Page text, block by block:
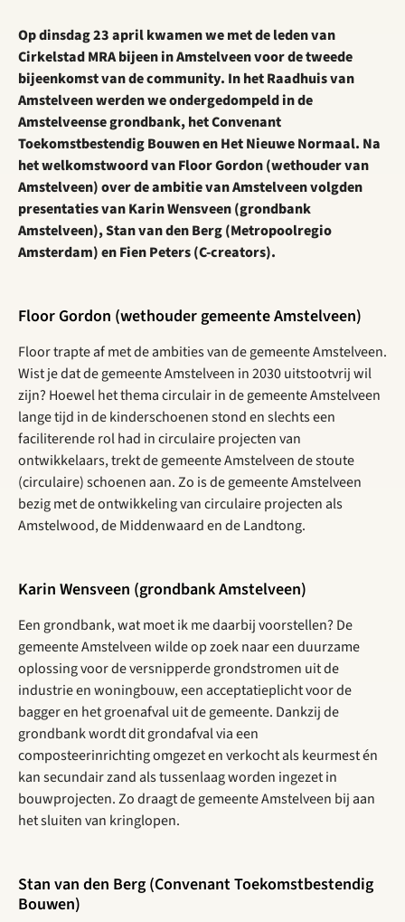
Op dinsdag 23 april kwamen we met de leden van
Cirkelstad MRA bijeen in Amstelveen voor de tweede
bijeenkomst van de community. In het Raadhuis van
Amstelveen werden we ondergedompeld in de
Amstelveense grondbank, het Convenant
Toekomstbestendig Bouwen en Het Nieuwe Normaal. Na
het welkomstwoord van Floor Gordon (wethouder van
Amstelveen) over de ambitie van Amstelveen volgden
presentaties van Karin Wensveen (grondbank
Amstelveen), Stan van den Berg (Metropoolregio
Amsterdam) en Fien Peters (C-creators).
Floor Gordon (wethouder gemeente Amstelveen)
Floor trapte af met de ambities van de gemeente Amstelveen.
Wist je dat de gemeente Amstelveen in 2030 uitstootvrij wil
zijn? Hoewel het thema circulair in de gemeente Amstelveen
lange tijd in de kinderschoenen stond en slechts een
faciliterende rol had in circulaire projecten van
ontwikkelaars, trekt de gemeente Amstelveen de stoute
(circulaire) schoenen aan. Zo is de gemeente Amstelveen
bezig met de ontwikkeling van circulaire projecten als
Amstelwood, de Middenwaard en de Landtong.
Karin Wensveen (grondbank Amstelveen)
Een grondbank, wat moet ik me daarbij voorstellen? De
gemeente Amstelveen wilde op zoek naar een duurzame
oplossing voor de versnipperde grondstromen uit de
industrie en woningbouw, een acceptatieplicht voor de
bagger en het groenafval uit de gemeente. Dankzij de
grondbank wordt dit grondafval via een
composteerinrichting omgezet en verkocht als keurmest én
kan secundair zand als tussenlaag worden ingezet in
bouwprojecten. Zo draagt de gemeente Amstelveen bij aan
het sluiten van kringlopen.
Stan van den Berg (Convenant Toekomstbestendig
Bouwen)